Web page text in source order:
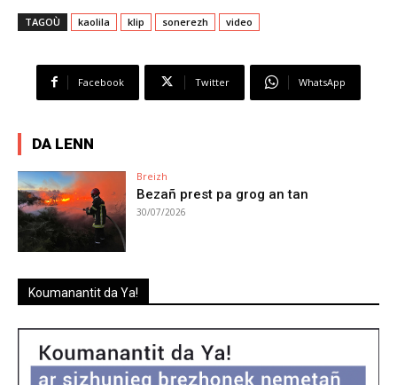
TAGOÙ kaolila klip sonerezh video
Facebook Twitter WhatsApp
DA LENN
Breizh
Bezañ prest pa grog an tan
30/07/2026
Koumanantit da Ya!